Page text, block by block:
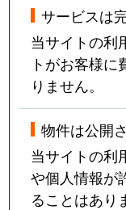
サービスは
当サイトの利
トがお客様
りません。
物件は公開
当サイトの利
や個人情報が
ることはあり